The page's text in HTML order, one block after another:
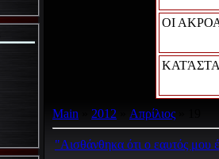
ΟΙ
Main 2012 Απρίλιος
"Αισθάνθηκα ότι ο εαυτός μου